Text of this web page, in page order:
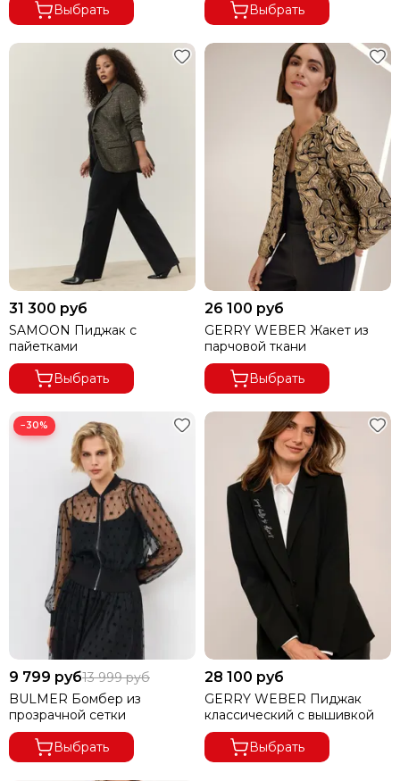
Выбрать
Выбрать
31 300 руб
SAMOON Пиджак с
пайетками
Выбрать
26 100 руб
GERRY WEBER Жакет из
парчовой ткани
Выбрать
−30%
9 799 руб13 999 руб
BULMER Бомбер из
прозрачной сетки
Выбрать
28 100 руб
GERRY WEBER Пиджак
классический с вышивкой
Выбрать